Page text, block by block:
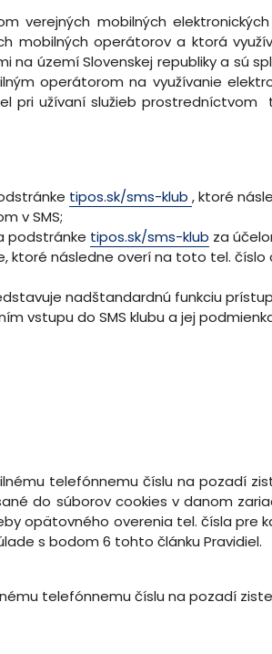
verejných mobilných
mobilných operátorov a ktorá
na území Slovenskej republiky a sú
operátorom na využívanie
pri užívaní služieb prostredníctvom
tipos.sk/sms-klub , ktoré
v SMS;
podstránke tipos.sk/sms-klub za
ktoré následne overí na toto tel.
nadštandardnú funkciu
vstupu do SMS klubu a jej
telefónnemu číslu na pozadí
do súborov cookies v danom
opätovného overenia tel. čísla pre
s bodom 6 tohto článku Pravidiel.
telefónnemu číslu na pozadí